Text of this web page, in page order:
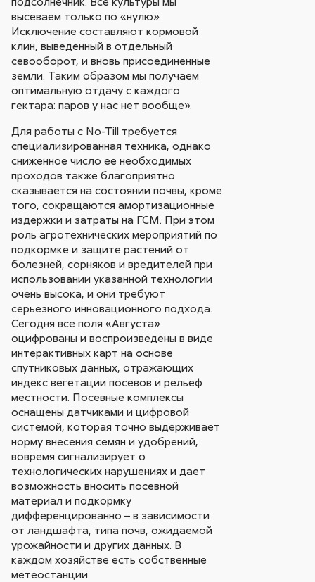
высеваем только по «нулю».
Исключение составляют кормовой
клин, выведенный в отдельный
севооборот, и вновь присоединенные
земли. Таким образом мы получаем
оптимальную отдачу с каждого
гектара: паров у нас нет вообще».
Для работы с No-Till требуется
специализированная техника, однако
сниженное число ее необходимых
проходов также благоприятно
сказывается на состоянии почвы, кроме
того, сокращаются амортизационные
издержки и затраты на ГСМ. При этом
роль агротехнических мероприятий по
подкормке и защите растений от
болезней, сорняков и вредителей при
использовании указанной технологии
очень высока, и они требуют
серьезного инновационного подхода.
Сегодня все поля «Августа»
оцифрованы и воспроизведены в виде
интерактивных карт на основе
спутниковых данных, отражающих
индекс вегетации посевов и рельеф
местности. Посевные комплексы
оснащены датчиками и цифровой
системой, которая точно выдерживает
норму внесения семян и удобрений,
вовремя сигнализирует о
технологических нарушениях и дает
возможность вносить посевной
материал и подкормку
дифференцированно – в зависимости
от ландшафта, типа почв, ожидаемой
урожайности и других данных. В
каждом хозяйстве есть собственные
метеостанции.